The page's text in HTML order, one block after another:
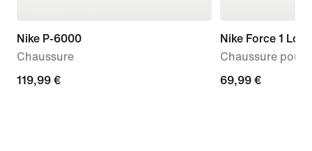
Nike P-6000
Chaussure
119,99 €
119,99 €
Nike Force 1 Low
Chaussure pour
69,99 €
69,99 €